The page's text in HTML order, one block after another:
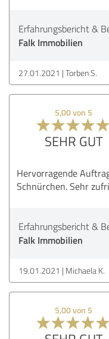
Erfahrungsbericht &
Falk Immobilien
27.01.2021 Torben S.
5,00 von 5
SEHR GUT
Hervorragende
Schnürchen. Sehr
Erfahrungsbericht &
Falk Immobilien
19.01.2021 Michaela K.
5,00 von 5